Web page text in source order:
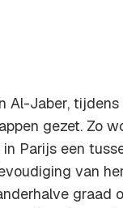
Al-Jaber,
gezet. Zo
Parijs een
van
graad